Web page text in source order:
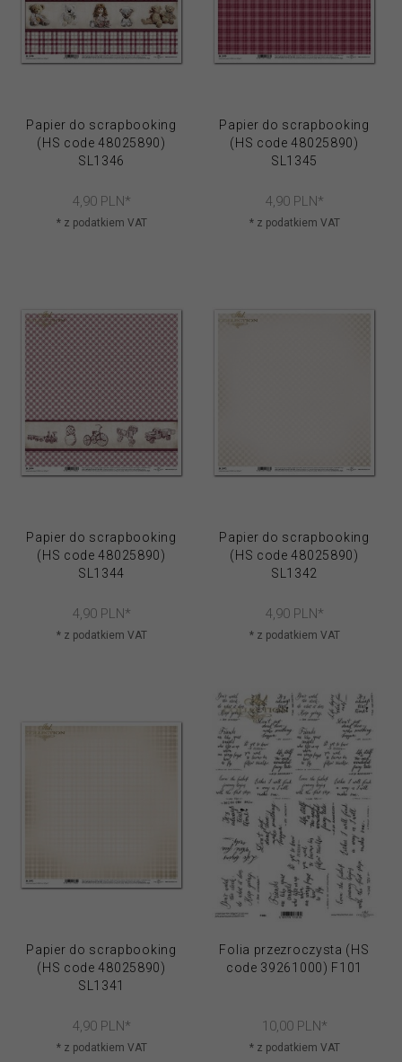
Papier do scrapbooking
(HS code 48025890)
SL1346
4, 90 PLN*
* z podatkiem VAT
Papier do scrapbooking
(HS code 48025890)
SL1345
4, 90 PLN*
* z podatkiem VAT
Papier do scrapbooking
(HS code 48025890)
SL1344
4, 90 PLN*
* z podatkiem VAT
Papier do scrapbooking
(HS code 48025890)
SL1342
4, 90 PLN*
* z podatkiem VAT
Papier do scrapbooking
(HS code 48025890)
SL1341
4, 90 PLN*
* z podatkiem VAT
Folia przezroczysta (HS
code 39261000) F101
10, 00 PLN*
* z podatkiem VAT